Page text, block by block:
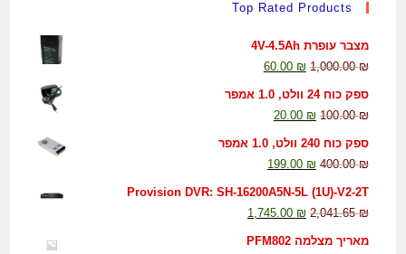
Top Rated Products
מצבר עופרת 4V-4.5Ah
1,000.00₪
60.00 ₪
ספק כוח 24 וולט, 1.0 אמפר
100.00₪
20.00 ₪
ספק כוח 240 וולט, 1.0 אמפר
400.00₪
199.00 ₪
Provision DVR: SH-16200A5N-5L (1U)-V2-2T
2,041.65₪
1,745.00 ₪
מאריך מצלמה PFM802